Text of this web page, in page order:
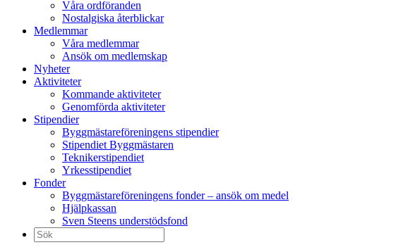
Våra ordföranden
Nostalgiska återblickar
Medlemmar
Våra medlemmar
Ansök om medlemskap
Nyheter
Aktiviteter
Kommande aktiviteter
Genomförda aktiviteter
Stipendier
Byggmästareföreningens stipendier
Stipendiet Byggmästaren
Teknikerstipendiet
Yrkesstipendiet
Fonder
Byggmästareföreningens fonder – ansök om medel
Hjälpkassan
Sven Steens understödsfond
Sök
efter: